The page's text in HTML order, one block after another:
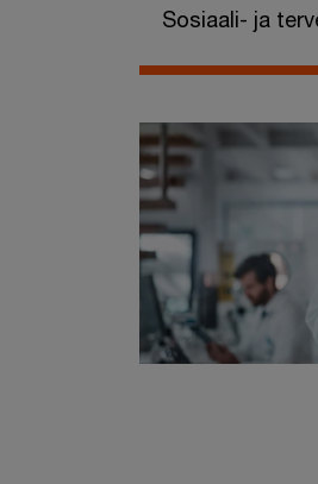
Sosiaali- ja